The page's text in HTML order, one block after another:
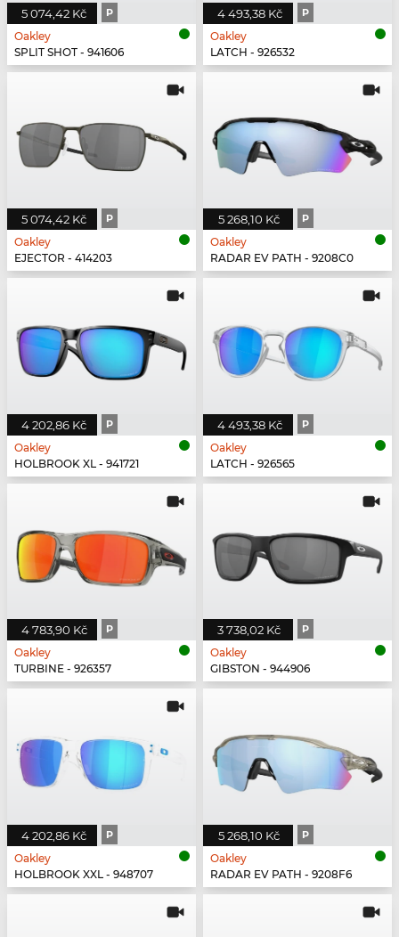
5 074,42 Kč P
Oakley
SPLIT SHOT - 941606
4 493,38 Kč P
Oakley
LATCH - 926532
5 074,42 Kč P
Oakley
EJECTOR - 414203
5 268,10 Kč P
Oakley
RADAR EV PATH - 9208C0
4 202,86 Kč P
Oakley
HOLBROOK XL - 941721
4 493,38 Kč P
Oakley
LATCH - 926565
4 783,90 Kč P
Oakley
TURBINE - 926357
3 738,02 Kč P
Oakley
GIBSTON - 944906
4 202,86 Kč P
Oakley
HOLBROOK XXL - 948707
5 268,10 Kč P
Oakley
RADAR EV PATH - 9208F6